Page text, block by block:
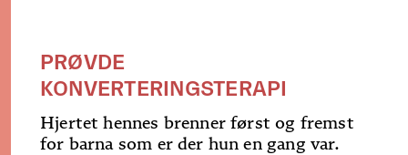
PRØVDE
KONVERTERINGSTERAPI
Hjertet hennes brenner først og fremst
for barna som er der hun en gang var.